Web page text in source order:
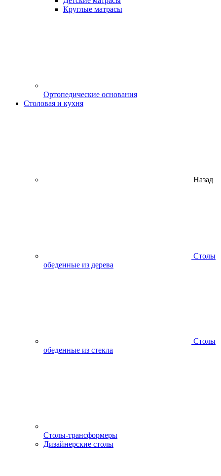
Круглые матрасы
Ортопедические основания
Столовая и кухня
Назад
Столы
обеденные из дерева
Столы
обеденные из стекла
Столы-трансформеры
Дизайнерские столы